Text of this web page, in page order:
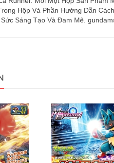
Hộp Và Phần Hướng Dẫn
Sáng Tạo Và Đam Mê.